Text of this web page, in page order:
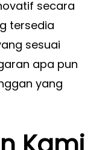
secara
tersedia
sesuai
apa pun
yang